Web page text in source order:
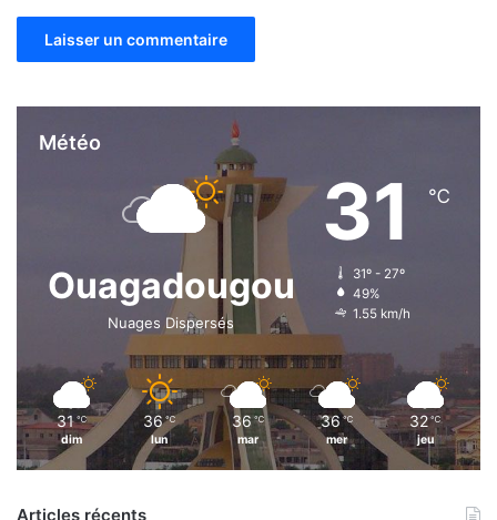
Météo
Ouagadougou
Nuages Dispersés
31 ℃
31º - 27º
49%
1.55 km/h
31 ℃
dim
36 ℃
lun
36 ℃
mar
36 ℃
mer
32 ℃
jeu
Articles récents